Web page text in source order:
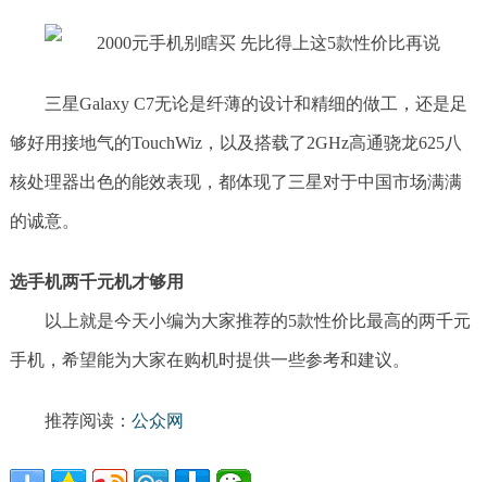
三星Galaxy C7无论是纤薄的设计和精细的做工，还是足
够好用接地气的TouchWiz，以及搭载了2GHz高通骁龙625八
核处理器出色的能效表现，都体现了三星对于中国市场满满
的诚意。
选手机两千元机才够用
以上就是今天小编为大家推荐的5款性价比最高的两千元
手机，希望能为大家在购机时提供一些参考和建议。
推荐阅读： 公众网